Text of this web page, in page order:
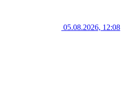
05.08.2026, 12:08